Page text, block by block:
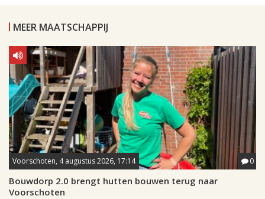
MEER MAATSCHAPPIJ
Voorschoten, 4 augustus 2026, 17:14 0
Bouwdorp 2.0 brengt hutten bouwen terug naar
Voorschoten